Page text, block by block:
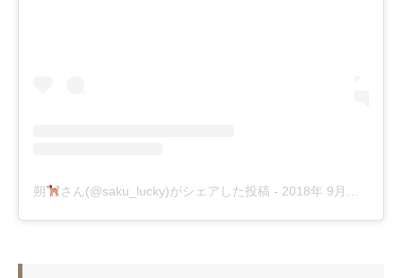
朔 さん(@saku_lucky)がシェアした投稿 - 2018年 9月月24日午後2時50分PDT